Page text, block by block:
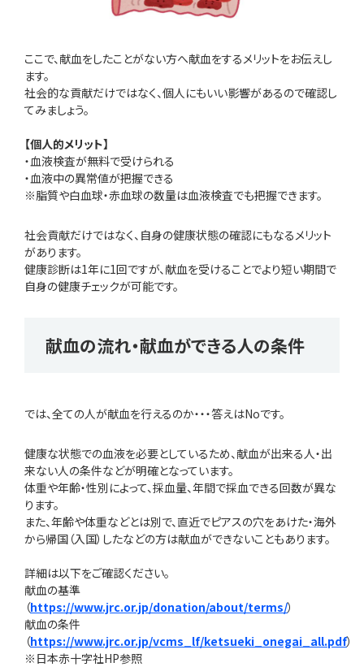
ここで、献血をしたことがない方へ献血をするメリットをお伝えし
ます。
社会的な貢献だけではなく、個人にもいい影響があるので確認し
てみましょう。
【個人的メリット】
・血液検査が無料で受けられる
・血液中の異常値が把握できる
※脂質や白血球・赤血球の数量は血液検査でも把握できます。
社会貢献だけではなく、自身の健康状態の確認にもなるメリット
があります。
健康診断は1年に1回ですが、献血を受けることでより短い期間で
自身の健康チェックが可能です。
献血の流れ・献血ができる人の条件
では、全ての人が献血を行えるのか・・・答えはNoです。
健康な状態での血液を必要としているため、献血が出来る人・出
来ない人の条件などが明確となっています。
体重や年齢・性別によって、採血量、年間で採血できる回数が異な
ります。
また、年齢や体重などとは別で、直近でピアスの穴をあけた・海外
から帰国（入国）したなどの方は献血ができないこともあります。
詳細は以下をご確認ください。
献血の基準
（https://www.jrc.or.jp/donation/about/terms/）
献血の条件
（https://www.jrc.or.jp/vcms_lf/ketsueki_onegai_all.pdf）
※日本赤十字社HP参照